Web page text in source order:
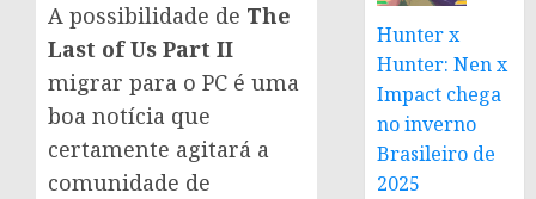
A possibilidade de The
Last of Us Part II
migrar para o PC é uma
boa notícia que
certamente agitará a
comunidade de
Hunter x
Hunter: Nen x
Impact chega
no inverno
Brasileiro de
2025